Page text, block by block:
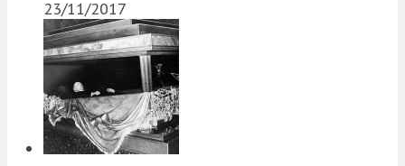
23/11/2017